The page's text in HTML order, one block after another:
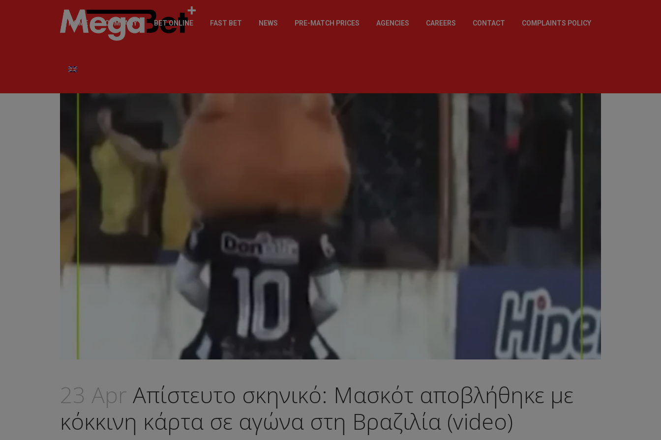
HOME COMPANY BET ONLINE FAST BET NEWS PRE-MATCH PRICES AGENCIES CAREERS CONTACT COMPLAINTS POLICY
23 Apr Απίστευτο σκηνικό: Μασκότ αποβλήθηκε με
κόκκινη κάρτα σε αγώνα στη Βραζιλία (video)